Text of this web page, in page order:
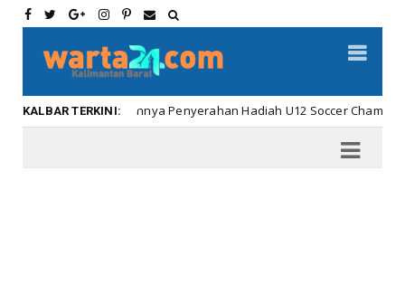
KALBAR TERKINI:
Kalbar Meriahnya Penyerahan Hadiah U12 Soccer Championship